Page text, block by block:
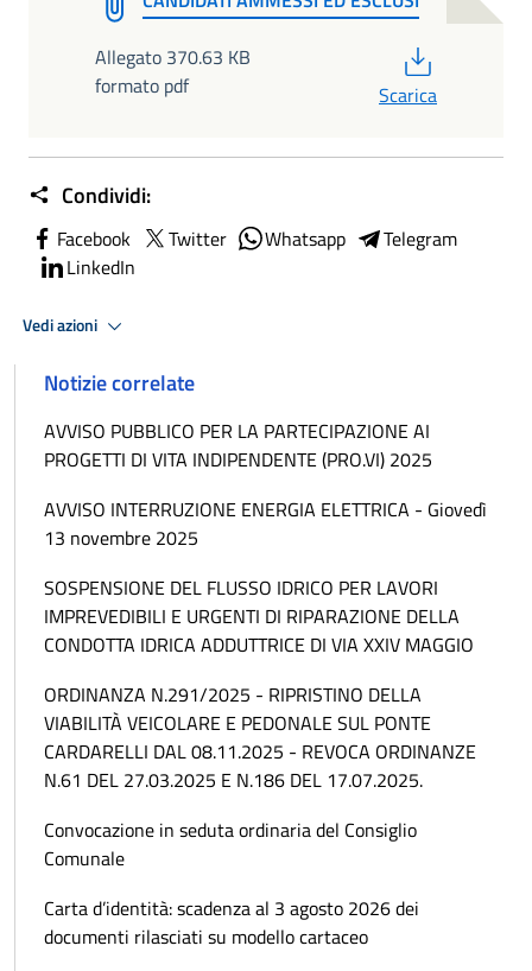
Allegato 370.63 KB
formato pdf
Scarica
Condividi:
Facebook Twitter Whatsapp
Telegram
LinkedIn
Vedi azioni
Notizie correlate
AVVISO PUBBLICO PER LA PARTECIPAZIONE AI
PROGETTI DI VITA INDIPENDENTE (PRO.VI) 2025
AVVISO INTERRUZIONE ENERGIA ELETTRICA - Giovedì
13 novembre 2025
SOSPENSIONE DEL FLUSSO IDRICO PER LAVORI
IMPREVEDIBILI E URGENTI DI RIPARAZIONE DELLA
CONDOTTA IDRICA ADDUTTRICE DI VIA XXIV MAGGIO
ORDINANZA N.291/2025 - RIPRISTINO DELLA
VIABILITÀ VEICOLARE E PEDONALE SUL PONTE
CARDARELLI DAL 08.11.2025 - REVOCA ORDINANZE
N.61 DEL 27.03.2025 E N.186 DEL 17.07.2025.
Convocazione in seduta ordinaria del Consiglio
Comunale
Carta d’identità: scadenza al 3 agosto 2026 dei
documenti rilasciati su modello cartaceo